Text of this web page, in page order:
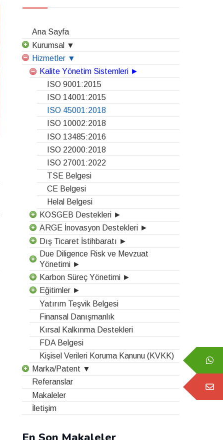
Ana Sayfa
Kurumsal ▼
Hizmetler ▼
Kalite Yönetim Sistemleri ►
ISO 9001:2015
ISO 14001:2015
ISO 45001:2018
ISO 10002:2018
ISO 13485:2016
ISO 22000:2018
ISO 27001:2022
TSE Belgesi
CE Belgesi
Helal Belgesi
KOSGEB Destekleri ►
ARGE İnovasyon Destekleri ►
Dış Ticaret İstihbaratı ►
Due Diligence Risk ve Mevzuat
Yönetimi ►
Karbon Süreç Yönetimi ►
Eğitimler ►
Yatırım Teşvik Belgesi
Finansal Danışmanlık
Kırsal Kalkınma Destekleri
FDA Belgesi
Kişisel Verileri Koruma Kanunu (KVKK)
Marka/Patent ▼
Referanslar
Makaleler
İletişim